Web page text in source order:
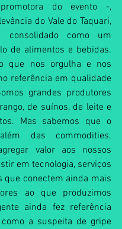
do evento -,
do Vale do Taquari,
como um
de alimentos e bebidas.
que nos orgulha e nos
referência em qualidade
grandes produtores
de suínos, de leite e
Mas sabemos que o
das commodities.
valor aos nossos
em tecnologia, serviços
que conectem ainda mais
ao que produzimos
ainda fez referência
a suspeita de gripe